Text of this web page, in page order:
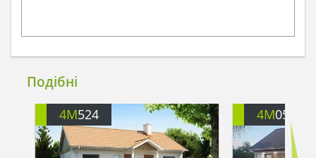
Подібні
4M524 4M053